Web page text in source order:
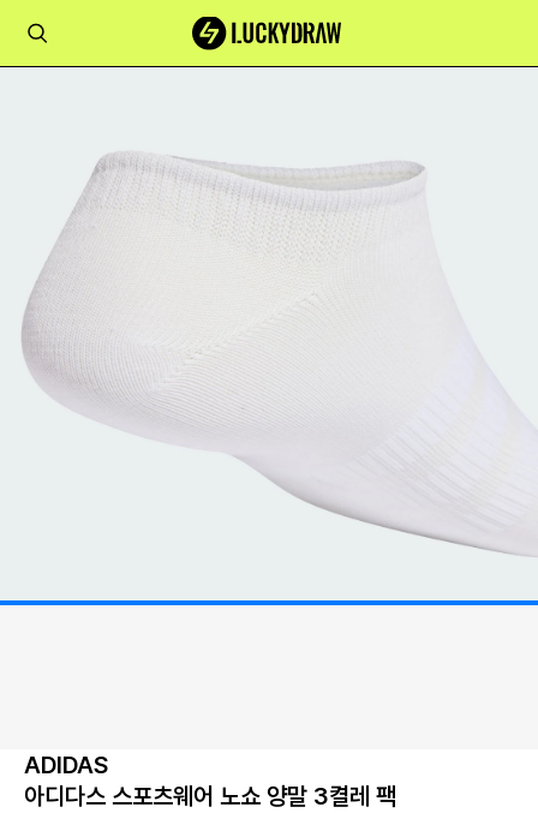
ADIDAS
아디다스 스포츠웨어 노쇼 양말 3켤레 팩